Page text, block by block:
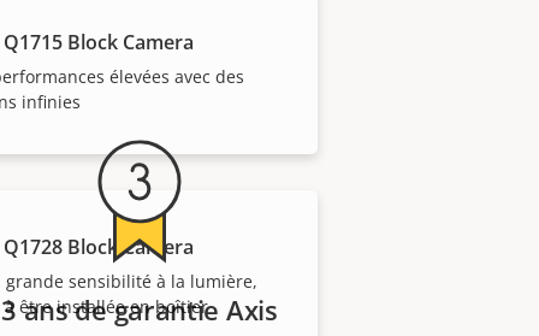
Q1715 Block Camera
élevées avec des
infinies
Q1728 Block Camera
grande sensibilité à la lumière,
à être installée en boîtier
expert ?
3 ans de garantie Axis